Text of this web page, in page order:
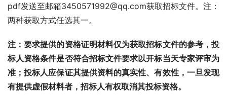
pdf发送至邮箱3450571992@qq.com获取招标文件。注：
两种获取方式任选其一。
注：要求提供的资格证明材料仅为获取招标文件的参考，投
标人资格条件是否符合招标文件要求以开标当天专家评审为
准；投标人应保证其提供资料的真实性、有效性，一旦发现
有提供虚假材料者，招标人有权取消其投标资格。